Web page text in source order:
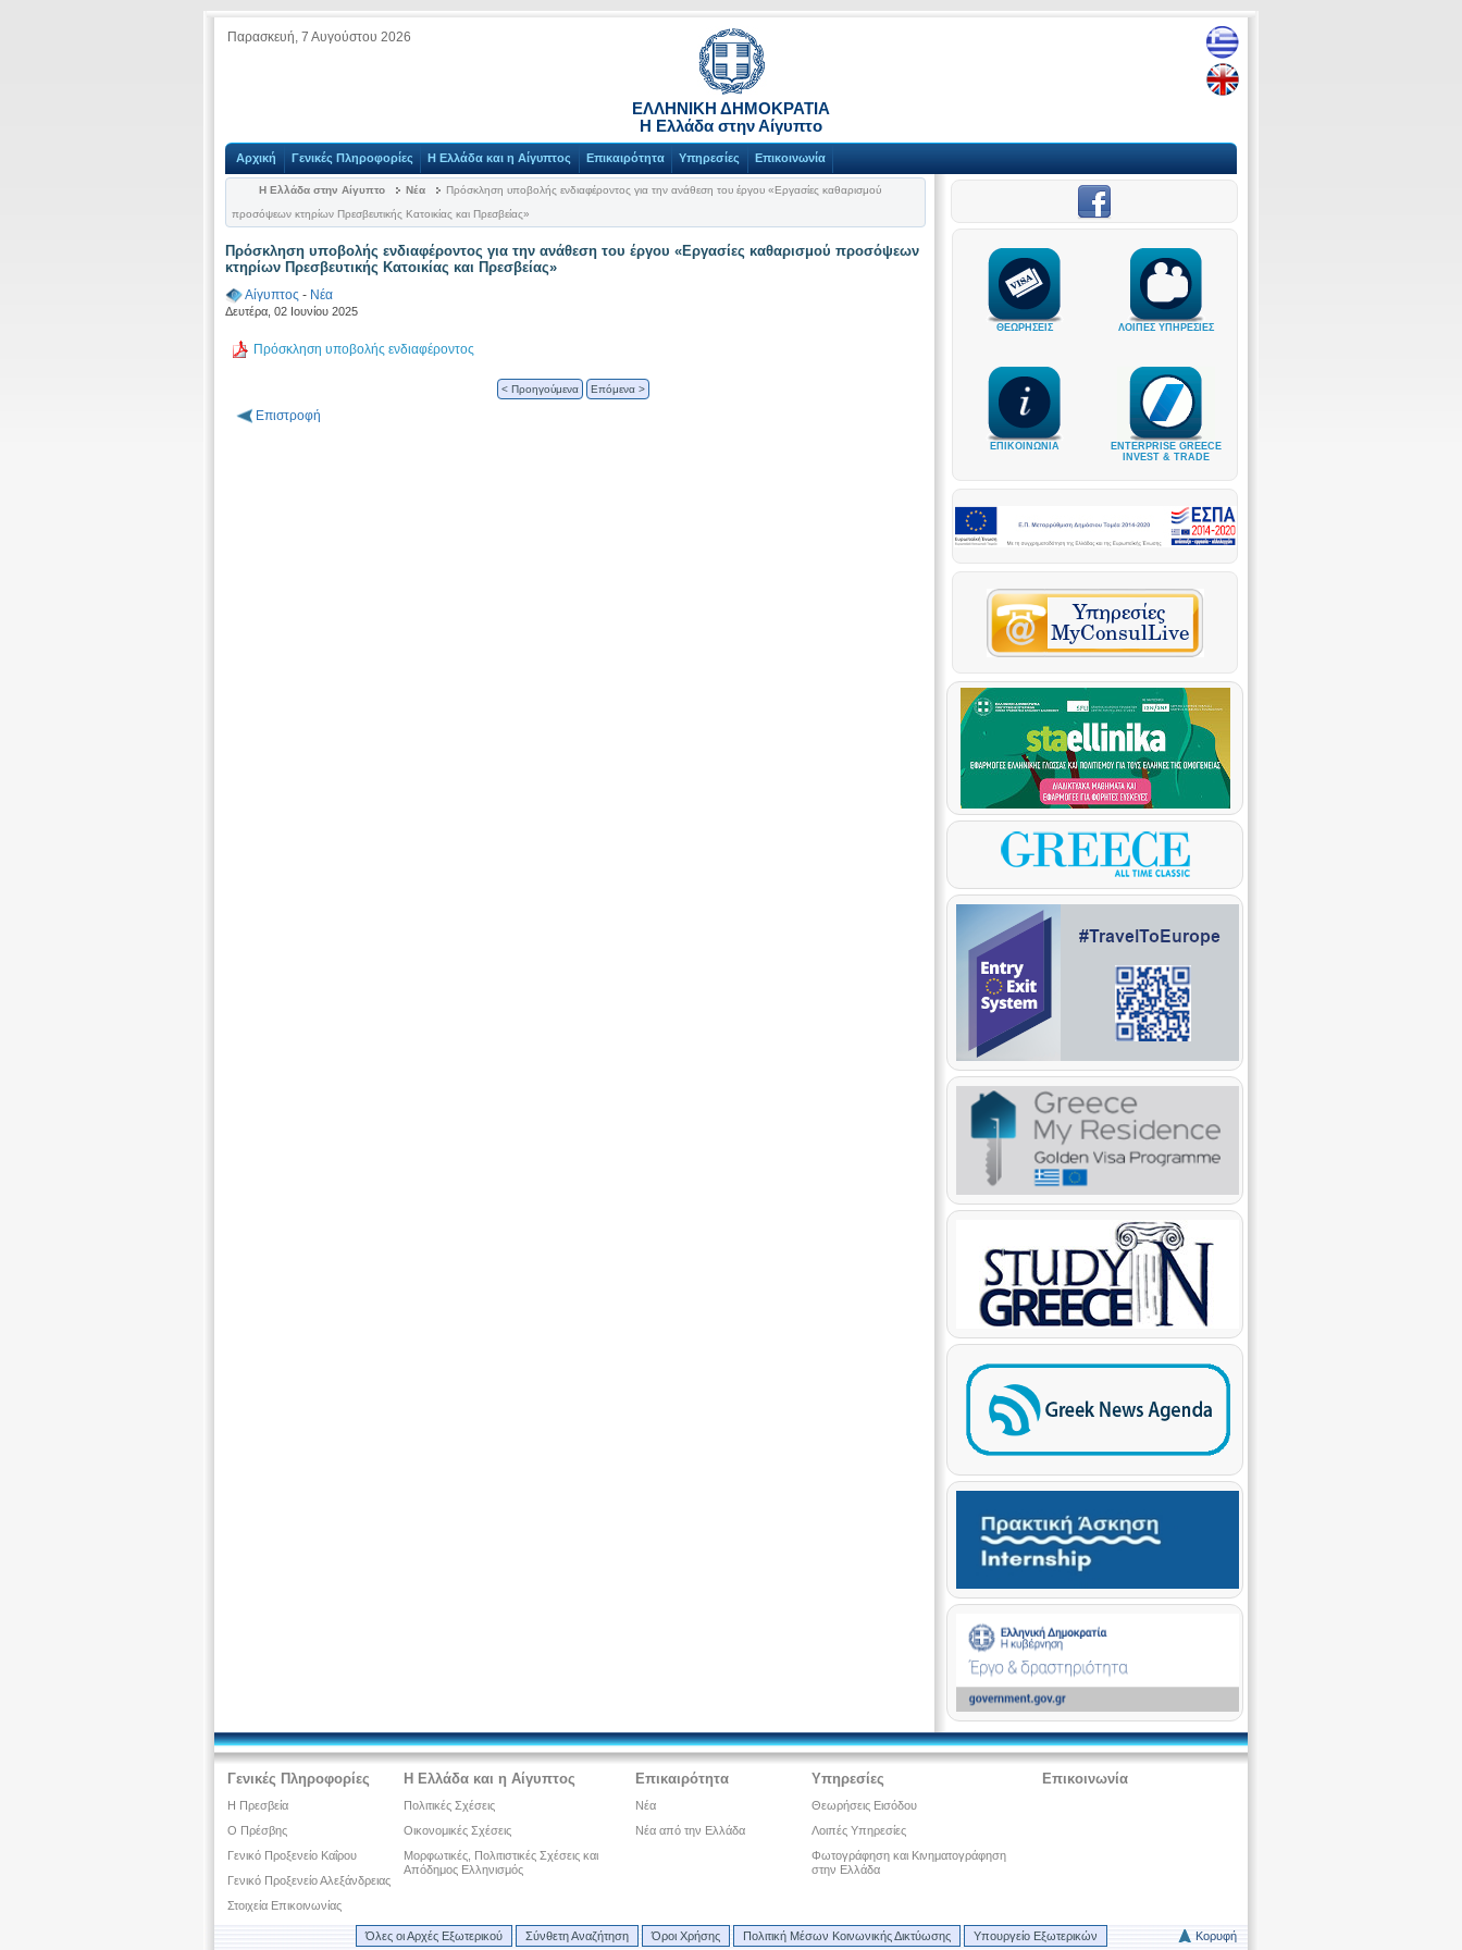
Παρασκευή, 7 Αυγούστου 2026
ΕΛΛΗΝΙΚΗ ΔΗΜΟΚΡΑΤΙΑ
Η Ελλάδα στην Αίγυπτο
Αρχική Γενικές Πληροφορίες Η Ελλάδα και η Αίγυπτος Επικαιρότητα Υπηρεσίες Επικοινωνία
Η Ελλάδα στην Αίγυπτο Νέα
Πρόσκληση υποβολής ενδιαφέροντος για την ανάθεση του έργου «Εργασίες καθαρισμού
προσόψεων κτηρίων Πρεσβευτικής Κατοικίας και Πρεσβείας»
Πρόσκληση υποβολής ενδιαφέροντος για την ανάθεση του έργου «Εργασίες καθαρισμού προσόψεων
κτηρίων Πρεσβευτικής Κατοικίας και Πρεσβείας»
Αίγυπτος - Νέα
Δευτέρα, 02 Ιουνίου 2025
Πρόσκληση υποβολής ενδιαφέροντος
< Προηγούμενα Επόμενα >
Επιστροφή
ΘΕΩΡΗΣΕΙΣ ΛΟΙΠΕΣ ΥΠΗΡΕΣΙΕΣ
ΕΠΙΚΟΙΝΩΝΙΑ
ENTERPRISE GREECE
INVEST & TRADE
Γενικές Πληροφορίες
Η Πρεσβεία
Ο Πρέσβης
Γενικό Προξενείο Καΐρου
Γενικό Προξενείο Αλεξάνδρειας
Στοιχεία Επικοινωνίας
Η Ελλάδα και η Αίγυπτος
Πολιτικές Σχέσεις
Οικονομικές Σχέσεις
Μορφωτικές, Πολιτιστικές Σχέσεις και
Απόδημος Ελληνισμός
Επικαιρότητα
Νέα
Νέα από την Ελλάδα
Υπηρεσίες
Θεωρήσεις Εισόδου
Λοιπές Υπηρεσίες
Φωτογράφηση και Κινηματογράφηση
στην Ελλάδα
Επικοινωνία
Όλες οι Αρχές Εξωτερικού Σύνθετη Αναζήτηση Όροι Χρήσης Πολιτική Μέσων Κοινωνικής Δικτύωσης Υπουργείο Εξωτερικών Κορυφή